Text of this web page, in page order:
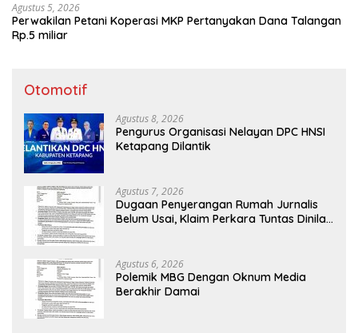
Agustus 5, 2026
Perwakilan Petani Koperasi MKP Pertanyakan Dana Talangan
Rp.5 miliar
Otomotif
Agustus 8, 2026
Pengurus Organisasi Nelayan DPC HNSI
Ketapang Dilantik
Agustus 7, 2026
Dugaan Penyerangan Rumah Jurnalis
Belum Usai, Klaim Perkara Tuntas Dinilai
Agustus 6, 2026
Polemik MBG Dengan Oknum Media
Berakhir Damai